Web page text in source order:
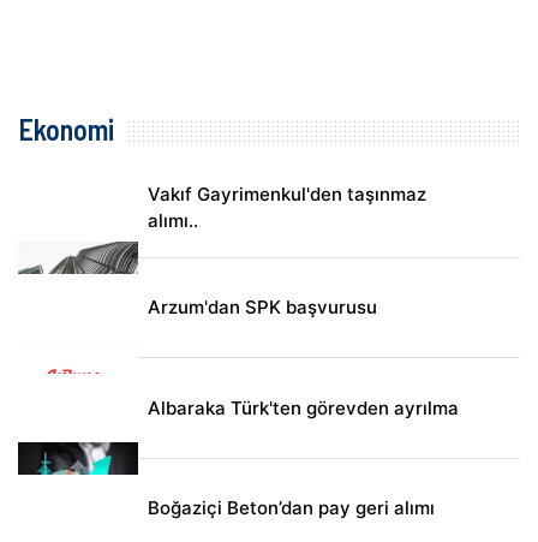
Ekonomi
Vakıf Gayrimenkul'den taşınmaz
alımı..
Arzum'dan SPK başvurusu
Albaraka Türk'ten görevden ayrılma
Boğaziçi Beton’dan pay geri alımı